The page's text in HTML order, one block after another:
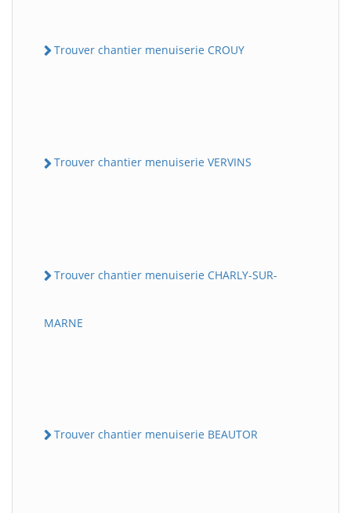
Trouver chantier menuiserie CROUY
Trouver chantier menuiserie VERVINS
Trouver chantier menuiserie CHARLY-SUR-
MARNE
Trouver chantier menuiserie BEAUTOR